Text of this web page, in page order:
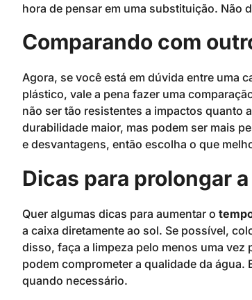
hora de pensar em uma substituição. Não
Comparando com
Agora, se você está em dúvida entre uma
plástico, vale a pena fazer uma
não ser tão resistentes a impactos quanto
durabilidade maior, mas podem ser mais
e desvantagens, então escolha o que
Dicas para prolongar
Quer algumas dicas para aumentar o
a caixa diretamente ao sol. Se possível,
disso, faça a limpeza pelo menos uma vez
podem comprometer a qualidade da
quando necessário.